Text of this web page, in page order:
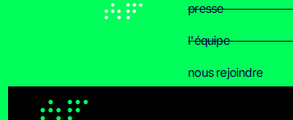
presse
l'équipe
nous rejoindre